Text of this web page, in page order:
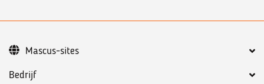
Bedrijf
Mascus-sites